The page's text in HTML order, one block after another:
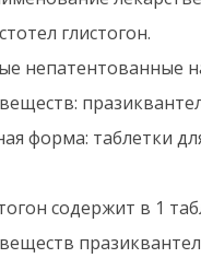
глистогон.
непатентованные
форма: таблетки
содержит в 1